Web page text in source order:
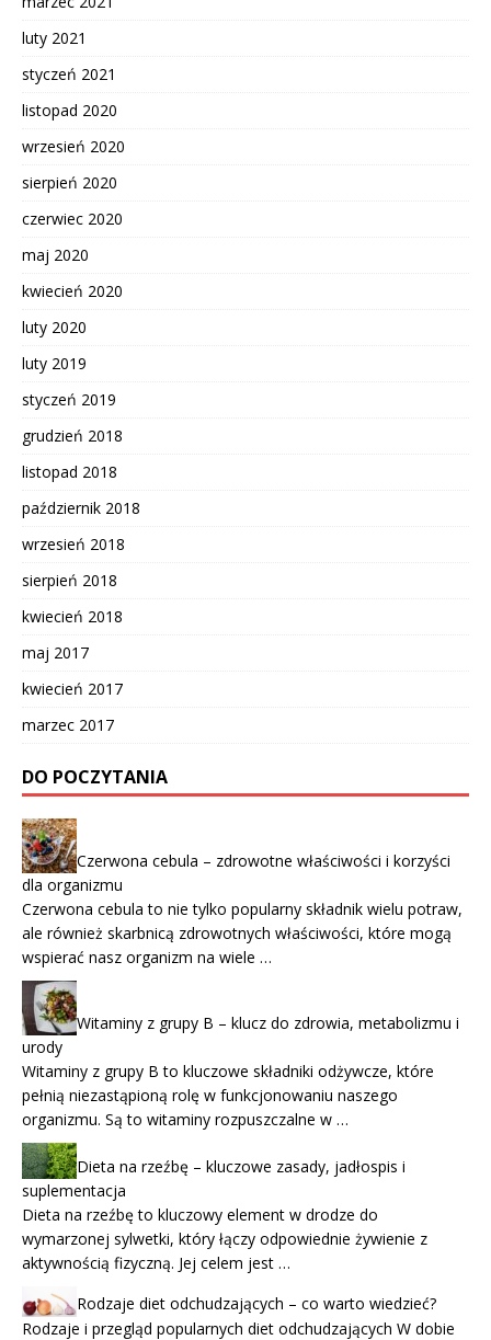
luty 2021
styczeń 2021
listopad 2020
wrzesień 2020
sierpień 2020
czerwiec 2020
maj 2020
kwiecień 2020
luty 2020
luty 2019
styczeń 2019
grudzień 2018
listopad 2018
październik 2018
wrzesień 2018
sierpień 2018
kwiecień 2018
maj 2017
kwiecień 2017
marzec 2017
DO POCZYTANIA
Czerwona cebula – zdrowotne właściwości i korzyści
dla organizmu
Czerwona cebula to nie tylko popularny składnik wielu potraw,
ale również skarbnicą zdrowotnych właściwości, które mogą
wspierać nasz organizm na wiele …
Witaminy z grupy B – klucz do zdrowia, metabolizmu i
urody
Witaminy z grupy B to kluczowe składniki odżywcze, które
pełnią niezastąpioną rolę w funkcjonowaniu naszego
organizmu. Są to witaminy rozpuszczalne w …
Dieta na rzeźbę – kluczowe zasady, jadłospis i
suplementacja
Dieta na rzeźbę to kluczowy element w drodze do
wymarzonej sylwetki, który łączy odpowiednie żywienie z
aktywnością fizyczną. Jej celem jest …
Rodzaje diet odchudzających – co warto wiedzieć?
Rodzaje i przegląd popularnych diet odchudzających W dobie